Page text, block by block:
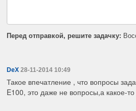
Перед отправкой, решите задачку:
DeX 28-11-2014 10:49
Такое впечатление , что вопросы
E100, это даже не вопросы,а какое-